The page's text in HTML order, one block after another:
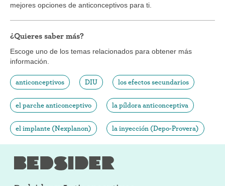
mejores opciones de anticonceptivos para ti.
¿Quieres saber más?
Escoge uno de los temas relacionados para obtener más
información.
anticonceptivos DIU los efectos secundarios
el parche anticonceptivo la píldora anticonceptiva
el implante (Nexplanon) la inyección (Depo-Provera)